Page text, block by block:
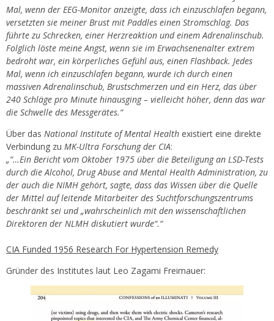
Mal, wenn der EEG-Monitor anzeigte, dass ich einzuschlafen begann,
versetzten sie meiner Brust mit Paddles einen Stromschlag. Das
führte zu Schrecken, einer Herzreaktion und einem Adrenalinschub.
Folglich löste meine Angst, wenn sie im Erwachsenenalter extrem
bedroht war, ein körperliches Gefühl aus, einen Flashback. Jedes
Mal, wenn ich einzuschlafen begann, wurde ich durch einen
massiven Adrenalinschub, Brustschmerzen und ein Herz, das über
240 Schläge pro Minute hinausging – vielleicht höher, denn das war
die Schwelle des Messgerätes.“
Über das National Institute of Mental Health existiert eine direkte
Verbindung zu MK-Ultra Forschung der CIA:
„“…Ein Bericht vom Oktober 1975 über die Beteiligung an LSD-Tests
durch die Alcohol, Drug Abuse and Mental Health Administration, zu
der auch die NIMH gehört, sagte, dass das Wissen über die Quelle
der Mittel auf leitende Mitarbeiter des Suchtforschungszentrums
beschränkt sei und „wahrscheinlich mit den wissenschaftlichen
Direktoren der NLMH diskutiert wurde“.“
CIA Funded 1956 Research For Hypertension Remedy
Gründer des Institutes laut Leo Zagami Freimauer: